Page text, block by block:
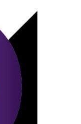
de victoria